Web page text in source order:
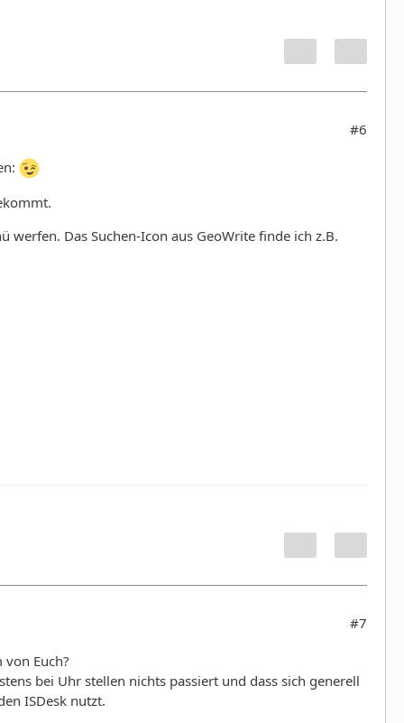
#6
Das Suchen-Icon aus GeoWrite finde ich z.B.
#7
Euch?
bei Uhr stellen nichts passiert und dass sich generell
ISDesk nutzt.